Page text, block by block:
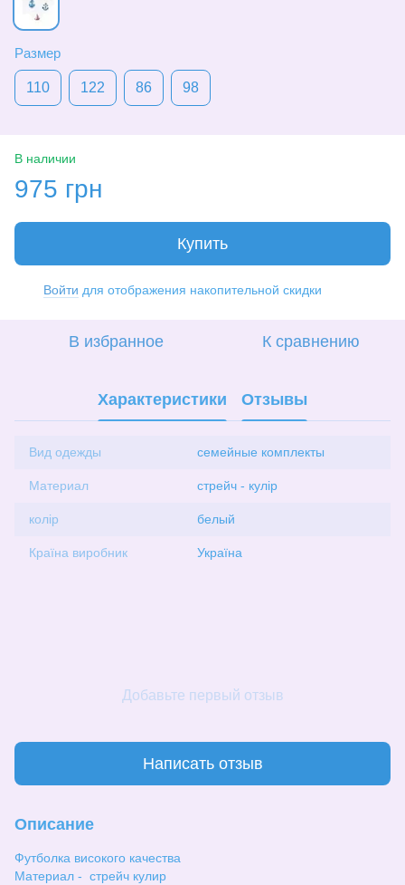
Размер
110 122 86 98
В наличии
975 грн
Купить
Войти для отображения накопительной скидки
В избранное К сравнению
Характеристики Отзывы
Вид одежды семейные комплекты
Материал стрейч - кулір
колір белый
Країна виробник Україна
Добавьте первый отзыв
Написать отзыв
Описание
Футболка високого качества
Материал - стрейч кулир